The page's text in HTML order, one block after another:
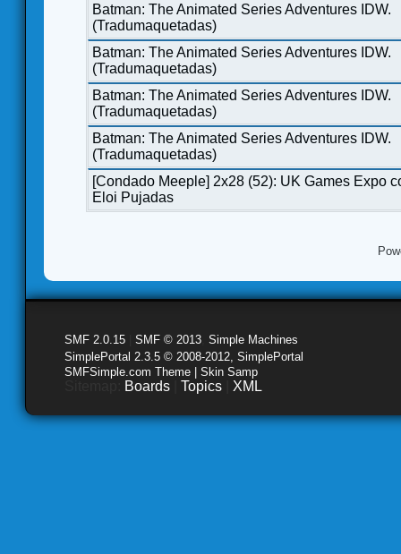
Batman: The Animated Series Adventures IDW.
(Tradumaquetadas)
Batman: The Animated Series Adventures IDW.
(Tradumaquetadas)
Batman: The Animated Series Adventures IDW.
(Tradumaquetadas)
Batman: The Animated Series Adventures IDW.
(Tradumaquetadas)
[Condado Meeple] 2x28 (52): UK Games Expo
Eloi Pujadas
SMF 2.0.15 SMF © 2013 Simple Machines
SimplePortal 2.3.5 © 2008-2012, SimplePortal
SMFSimple.com Theme | Skin Samp
Boards Topics XML